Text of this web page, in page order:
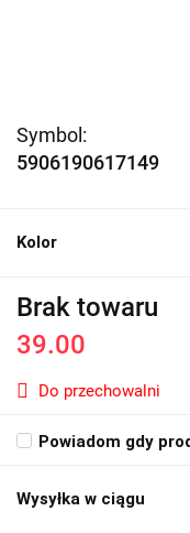
Symbol:
5906190617149
Kolor
Brak towaru
39.00
Do przechowalni
Powiadom gdy
Wysyłka w ciągu